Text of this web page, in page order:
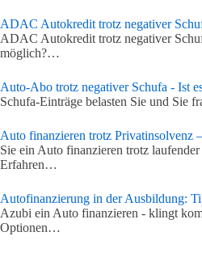
ADAC Autokredit trotz negativer
ADAC Autokredit trotz negativer
möglich?…
Auto-Abo trotz negativer Schufa - Ist
Schufa-Einträge belasten Sie und Sie
Auto finanzieren trotz Privatinsolvenz –
Sie ein Auto finanzieren trotz
Erfahren…
Autofinanzierung in der Ausbildung:
Azubi ein Auto finanzieren - klingt
Optionen…